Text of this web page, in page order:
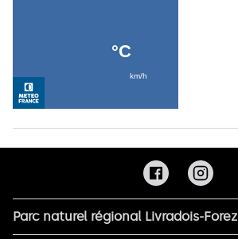
Parc naturel régional Livradois-Forez